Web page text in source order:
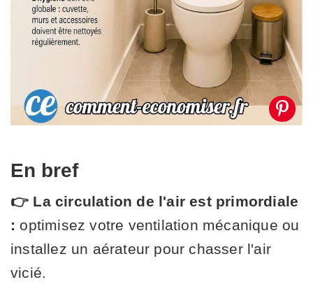
En bref
👉 La circulation de l'air est primordiale
: optimisez votre ventilation mécanique ou
installez un aérateur pour chasser l'air
vicié.